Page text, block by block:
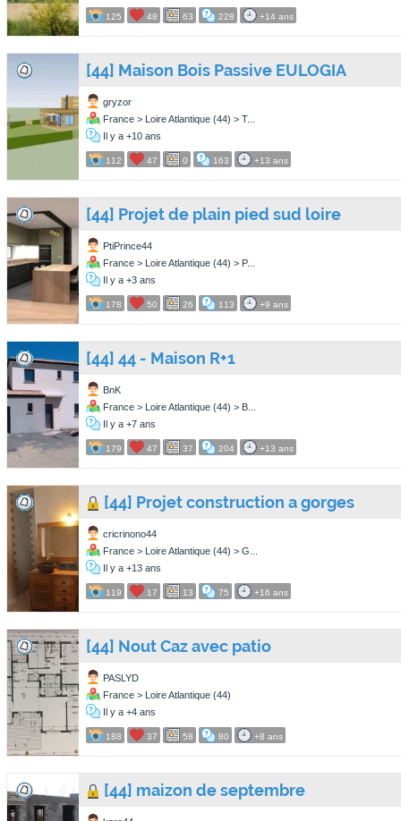
125 48 63 228 +14 ans
[44] Maison Bois Passive EULOGIA
gryzor
France > Loire Atlantique (44) > T...
Il y a +10 ans
112 47 0 163 +13 ans
[44] Projet de plain pied sud loire
PtiPrince44
France > Loire Atlantique (44) > P...
Il y a +3 ans
178 50 26 113 +9 ans
[44] 44 - Maison R+1
BnK
France > Loire Atlantique (44) > B...
Il y a +7 ans
179 47 37 204 +13 ans
[44] Projet construction a gorges
cricrinono44
France > Loire Atlantique (44) > G...
Il y a +13 ans
119 17 13 75 +16 ans
[44] Nout Caz avec patio
PASLYD
France > Loire Atlantique (44)
Il y a +4 ans
188 37 58 80 +8 ans
[44] maizon de septembre